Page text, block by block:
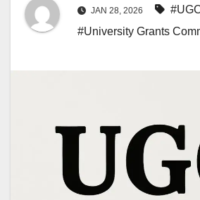
JAN 28, 2026
#University Grants